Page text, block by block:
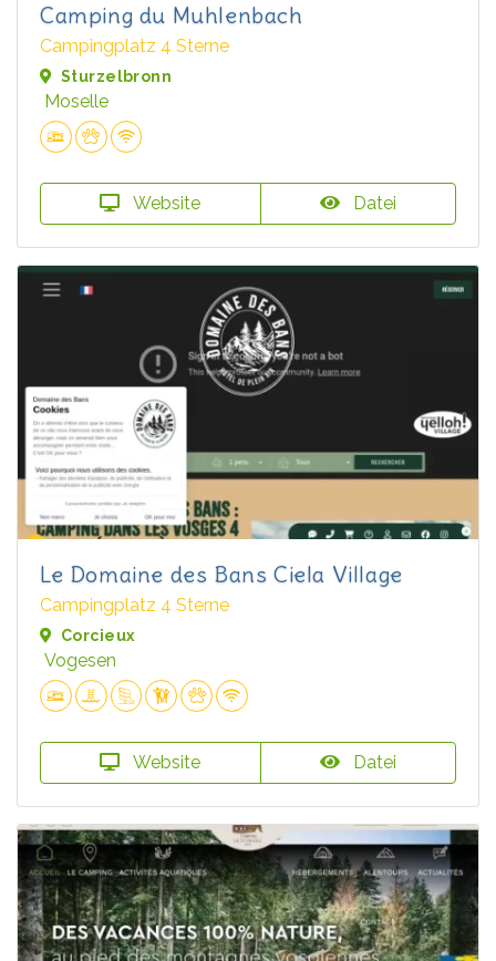
Camping du Muhlenbach
Campingplatz 4 Sterne
Sturzelbronn
Moselle
Website Datei
Le Domaine des Bans Ciela Village
Campingplatz 4 Sterne
Corcieux
Vogesen
Website Datei